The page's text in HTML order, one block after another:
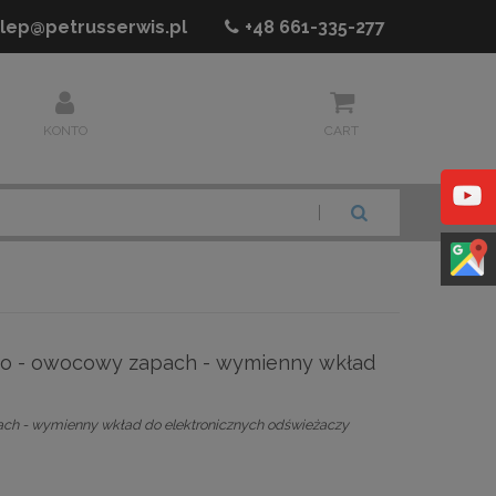
+48 661-335-277
KONTO CART
- owocowy zapach - wymienny wkład
- wymienny wkład do elektronicznych odświeżaczy